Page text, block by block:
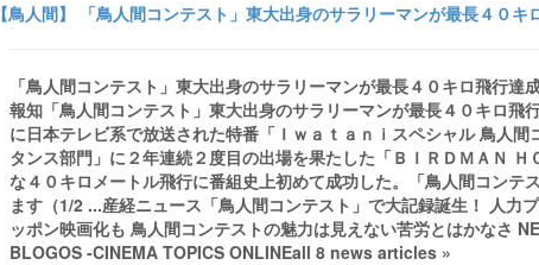
【鳥人間】 「鳥人間コンテスト」東大出身のサラリーマンが最長４０
「鳥人間コンテスト」東大出身のサラリーマンが最長４０キロ飛行
報知「鳥人間コンテスト」東大出身のサラリーマンが最長４０キロ飛
に日本テレビ系で放送された特番「Ｉｗａｔａｎｉスペシャル 鳥人
タンス部門」に２年連続２度目の出場を果たした「ＢＩＲＤＭＡＮ
な４０キロメートル飛行に番組史上初めて成功した。「鳥人間コンテ
ます（1/2 ...産経ニュース「鳥人間コンテスト」で大記録誕生！ 人力
ッポン映画化も 鳥人間コンテストの魅力は見えない苦労とはかなさ
BLOGOS -CINEMA TOPICS ONLINEall 8 news articles »